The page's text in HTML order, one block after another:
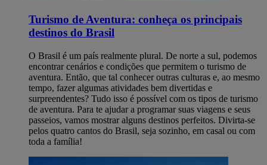
Turismo de Aventura: conheça os principais
destinos do Brasil
O Brasil é um país realmente plural. De norte a sul, podemos
encontrar cenários e condições que permitem o turismo de
aventura. Então, que tal conhecer outras culturas e, ao mesmo
tempo, fazer algumas atividades bem divertidas e
surpreendentes? Tudo isso é possível com os tipos de turismo
de aventura. Para te ajudar a programar suas viagens e seus
passeios, vamos mostrar alguns destinos perfeitos. Divirta-se
pelos quatro cantos do Brasil, seja sozinho, em casal ou com
toda a família!